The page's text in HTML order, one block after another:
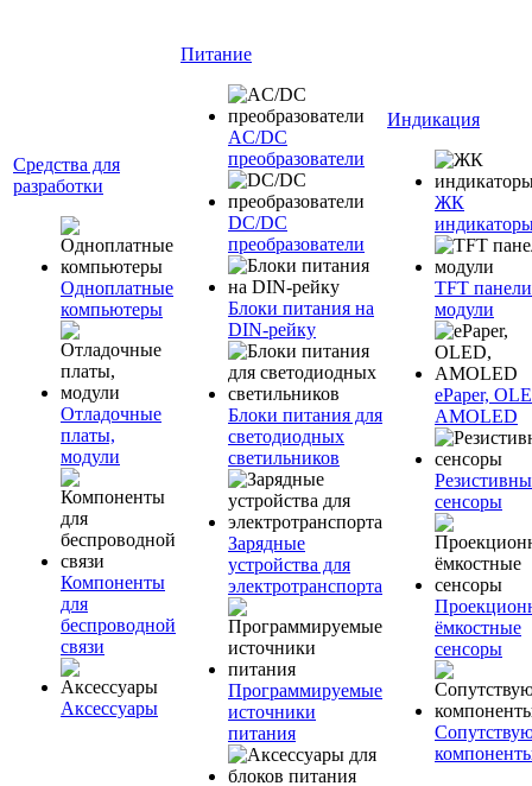
Средства для
разработки
Одноплатные
компьютеры
Отладочные
платы,
модули
Компоненты
для
беспроводной
связи
Аксессуары
Питание
AC/DC
преобразователи
DC/DC
преобразователи
Блоки питания на
DIN-рейку
Блоки питания для
светодиодных
светильников
Зарядные
устройства для
электротранспорта
Программируемые
источники
питания
Индикация
ЖК
TFT
модули
ePaper,
AMOLED
сенсоры
ёмкостные
сенсоры